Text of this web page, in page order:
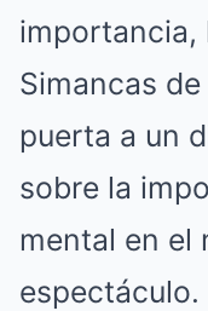
importancia,
Simancas
puerta a un
sobre la
mental en el
espectáculo.